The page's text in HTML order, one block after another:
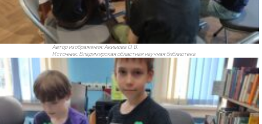
Автор изображения:Акимова О. В.
Источник:Владимирская областная научная библиотека